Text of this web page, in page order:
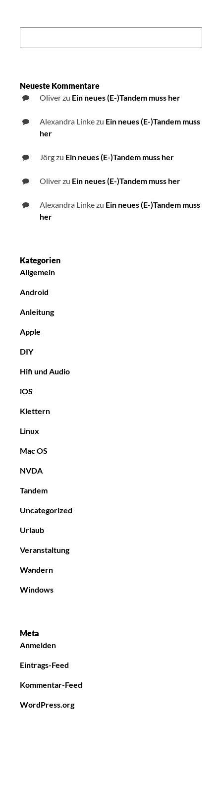
Neueste Kommentare
Oliverzu Ein neues (E-)Tandem muss her
Alexandra Linkezu Ein neues (E-)Tandem muss
her
Jörgzu Ein neues (E-)Tandem muss her
Oliverzu Ein neues (E-)Tandem muss her
Alexandra Linkezu Ein neues (E-)Tandem muss
her
Kategorien
Allgemein
Android
Anleitung
Apple
DIY
Hifi und Audio
iOS
Klettern
Linux
Mac OS
NVDA
Tandem
Uncategorized
Urlaub
Veranstaltung
Wandern
Windows
Meta
Anmelden
Eintrags-Feed
Kommentar-Feed
WordPress.org